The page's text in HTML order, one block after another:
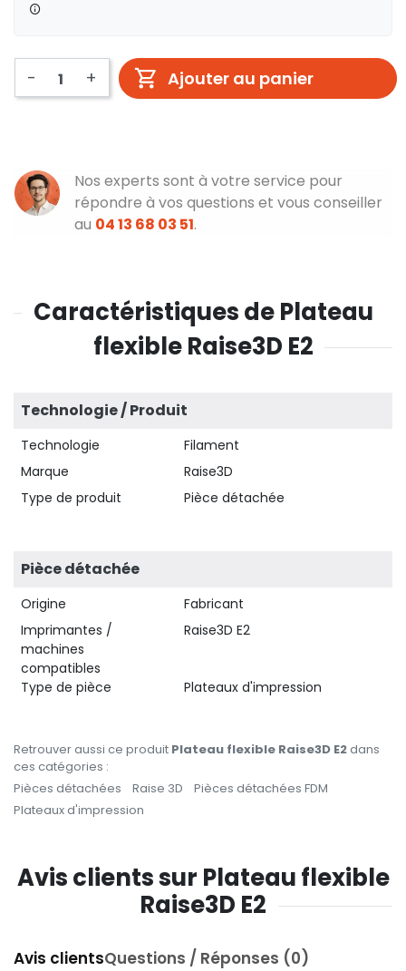
- + Ajouter au panier
Nos experts sont à votre service pour
répondre à vos questions et vous conseiller
au 04 13 68 03 51.
Caractéristiques de Plateau
flexible Raise3D E2
Technologie / Produit
Technologie
Filament
Marque
Raise3D
Type de produit
Pièce détachée
Pièce détachée
Origine
Fabricant
Imprimantes /
machines
compatibles
Raise3D E2
Type de pièce Plateaux d'impression
Retrouver aussi ce produit Plateau flexible Raise3D E2dans
ces catégories :
Pièces détachées
Raise 3D
Pièces détachées FDM
Plateaux d'impression
Avis clients sur Plateau flexible
Raise3D E2
Avis clientsQuestions / Réponses (0)